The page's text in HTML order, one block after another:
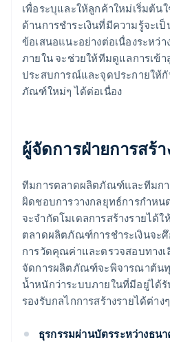
เพื่อระบุและให้ลูกค้าใหม่เริ่มต้น
ด้านการชำระเงินที่มีความรู้จะเ
ข้อเสนอแนะอย่างต่อเนื่องระหว่
ภายใน จะช่วยให้ทีมดูแลการเข้
ประสบการณ์และจุดประกายให้
ภัณฑ์ใหม่ๆ ได้ต่อเนื่อง
ผู้จัดการฝ่ายการสร้า
ทีมการตลาดผลิตภัณฑ์และทีมก
ผิดชอบการวางกลยุทธ์การกำห
จะจำกัดโมเดลการสร้างรายได้
ตลาดผลิตภัณฑ์การชำระเงินจะ
การวัดคุณค่าและตรวจสอบทาง
จัดการผลิตภัณฑ์จะพิจารณาต้น
น้ำหนักว่าระบบภายในที่มีอยู่ได้
รองรับกลไกการสร้างรายได้ต่าง
ธุรกรรมผ่านบัตรระหว่างธนา